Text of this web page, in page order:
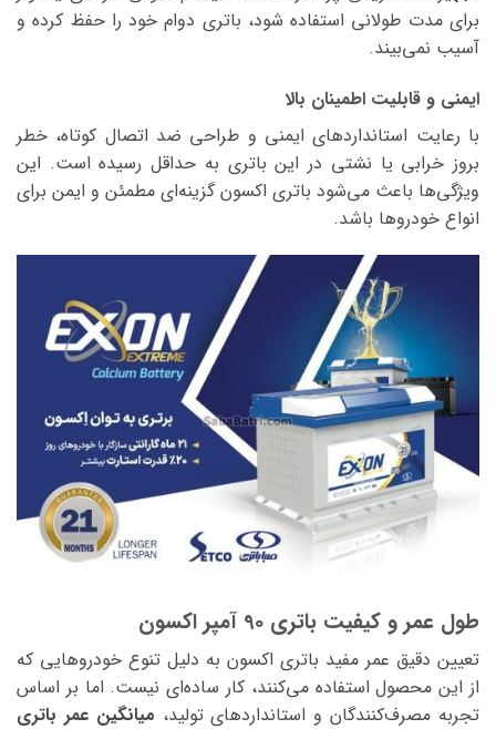
برای مدت طولانی استفاده شود، باتری دوام خود را حفظ کرده و
آسیب نمی‌بیند.
ایمنی و قابلیت اطمینان بالا
با رعایت استانداردهای ایمنی و طراحی ضد اتصال کوتاه، خطر
بروز خرابی یا نشتی در این باتری به حداقل رسیده است. این
ویژگی‌ها باعث می‌شود باتری اکسون گزینه‌ای مطمئن و ایمن برای
انواع خودروها باشد.
طول عمر و کیفیت باتری 90 آمپر اکسون
تعیین دقیق عمر مفید باتری اکسون به دلیل تنوع خودروهایی که
از این محصول استفاده می‌کنند، کار ساده‌ای نیست. اما بر اساس
تجربه مصرف‌کنندگان و استانداردهای تولید، میانگین عمر باتری